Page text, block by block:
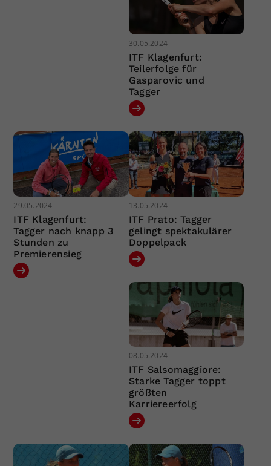
30.05.2024
ITF Klagenfurt:
Teilerfolge für
Gasparovic und
Tagger
29.05.2024
ITF Klagenfurt:
Tagger nach knapp 3
Stunden zu
Premierensieg
13.05.2024
ITF Prato: Tagger
gelingt spektakulärer
Doppelpack
08.05.2024
ITF Salsomaggiore:
Starke Tagger toppt
größten
Karriereerfolg